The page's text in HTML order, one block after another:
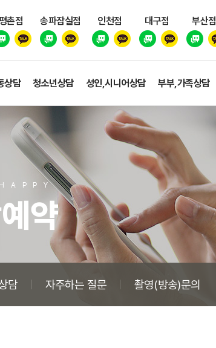
촌점 송파잠실점 인천점 대구점 부산점
상담 청소년상담 성인,시니어상담 부부,가족상담
Y
약
담 자주하는 질문 촬영(방송)문의